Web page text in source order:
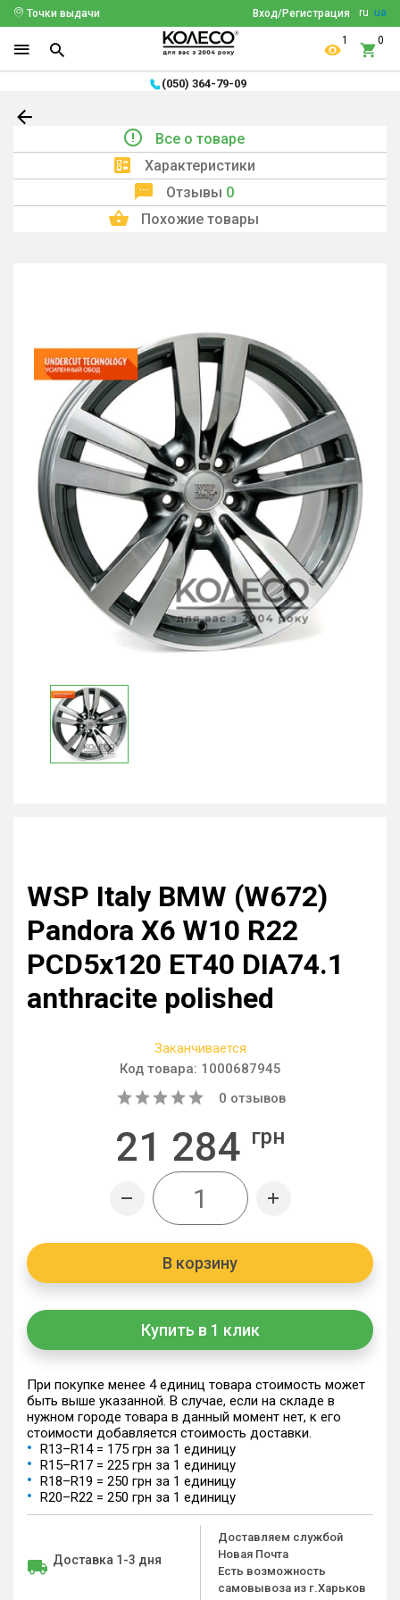
ru ua
Вход/Регистрация
Точки выдачи
1 0
(050) 364-79-09
Все о товаре
Характеристики
Отзывы 0
Похожие товары
WSP Italy BMW (W672)
Pandora X6 W10 R22
PCD5x120 ET40 DIA74.1
anthracite polished
Заканчивается
Код товара: 1000687945
0 отзывов
21 284 грн
В корзину
Купить в 1 клик
При покупке менее 4 единиц товара стоимость может
быть выше указанной. В случае, если на складе в
нужном городе товара в данный момент нет, к его
стоимости добавляется стоимость доставки.
R13–R14 = 175 грн за 1 единицу
R15–R17 = 225 грн за 1 единицу
R18–R19 = 250 грн за 1 единицу
R20–R22 = 250 грн за 1 единицу
Доставка 1-3 дня
Доставляем службой
Новая Почта
Есть возможность
самовывоза из г.Харьков